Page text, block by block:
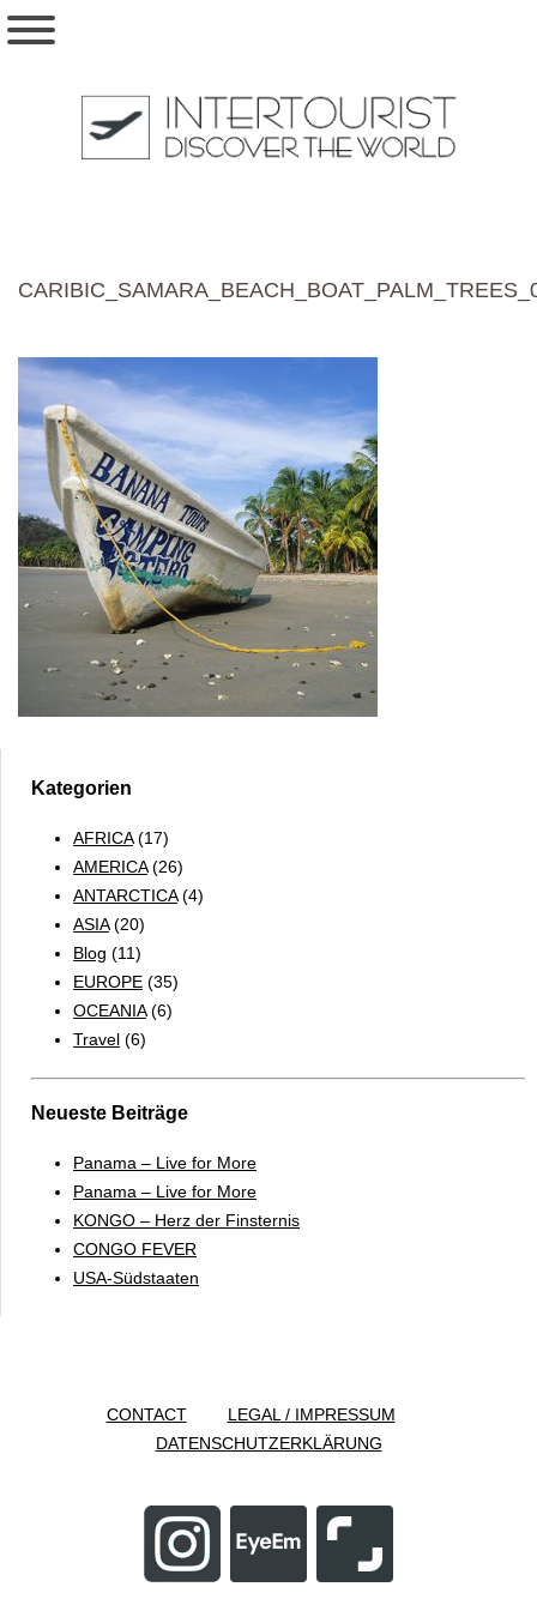
Kategorien
AFRICA(17)
AMERICA(26)
ANTARCTICA(4)
ASIA(20)
Blog (11)
EUROPE (35)
OCEANIA(6)
Travel (6)
Neueste Beiträge
Panama – Live for More
Panama – Live for More
KONGO – Herz der Finsternis
CONGO FEVER
USA-Südstaaten
CONTACT
LEGAL / IMPRESSUM
DATENSCHUTZERKLÄRUNG